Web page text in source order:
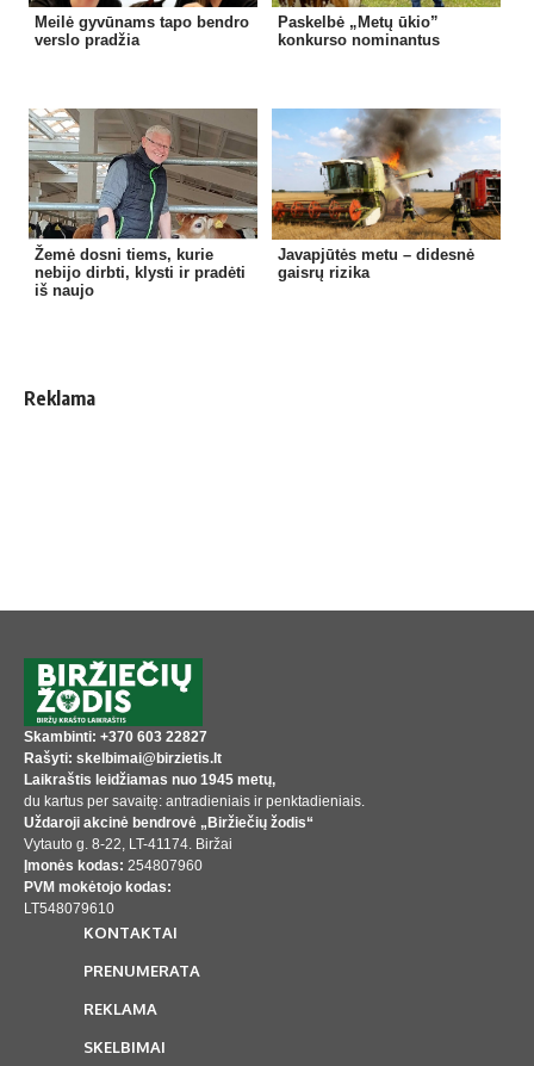
Meilė gyvūnams tapo bendro
verslo pradžia
Paskelbė „Metų ūkio”
konkurso nominantus
Žemė dosni tiems, kurie
nebijo dirbti, klysti ir pradėti
iš naujo
Javapjūtės metu – didesnė
gaisrų rizika
Reklama
Skambinti: +370 603 22827
Rašyti: skelbimai@birzietis.lt
Laikraštis leidžiamas nuo 1945 metų,
du kartus per savaitę: antradieniais ir penktadieniais.
Uždaroji akcinė bendrovė „Biržiečių žodis“
Vytauto g. 8-22, LT-41174. Biržai
Įmonės kodas: 254807960
PVM mokėtojo kodas:
LT548079610
KONTAKTAI
PRENUMERATA
REKLAMA
SKELBIMAI